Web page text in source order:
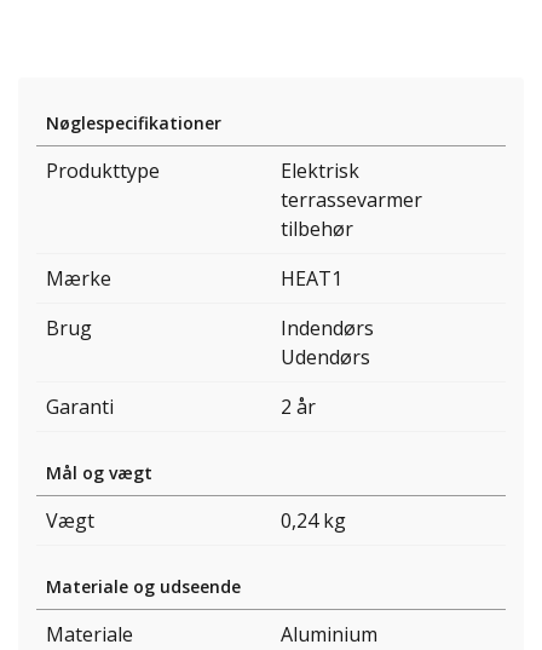
Nøglespecifikationer
Produkttype
Elektrisk
terrassevarmer
tilbehør
Mærke
HEAT1
Brug
Indendørs
Udendørs
Garanti
2 år
Mål og vægt
Vægt 0,24 kg
Materiale og udseende
Materiale
Aluminium